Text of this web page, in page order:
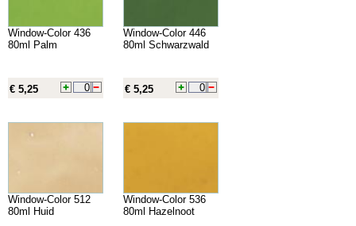
Window-Color 436
80ml Palm
€ 5,25
Window-Color 446
80ml Schwarzwald
€ 5,25
Window-Color 512
80ml Huid
Window-Color 536
80ml Hazelnoot